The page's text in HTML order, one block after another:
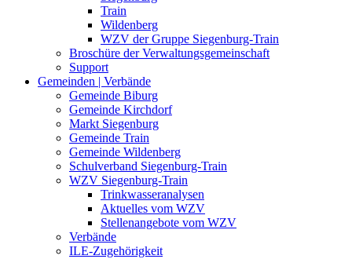
Train
Wildenberg
WZV der Gruppe Siegenburg-Train
Broschüre der Verwaltungsgemeinschaft
Support
Gemeinden | Verbände
Gemeinde Biburg
Gemeinde Kirchdorf
Markt Siegenburg
Gemeinde Train
Gemeinde Wildenberg
Schulverband Siegenburg-Train
WZV Siegenburg-Train
Trinkwasseranalysen
Aktuelles vom WZV
Stellenangebote vom WZV
Verbände
ILE-Zugehörigkeit